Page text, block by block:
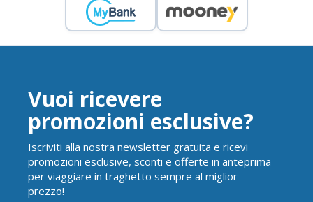
Vuoi ricevere
promozioni esclusive?
Iscriviti alla nostra newsletter gratuita e ricevi
promozioni esclusive, sconti e offerte in anteprima
per viaggiare in traghetto sempre al miglior
prezzo!